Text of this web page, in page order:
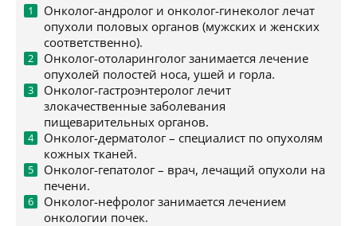
Онколог-андролог и онколог-гинеколог лечат
опухоли половых органов (мужских и женских
соответственно).
Онколог-отоларинголог занимается лечение
опухолей полостей носа, ушей и горла.
Онколог-гастроэнтеролог лечит
злокачественные заболевания
пищеварительных органов.
Онколог-дерматолог – специалист по опухолям
кожных тканей.
Онколог-гепатолог – врач, лечащий опухоли на
печени.
Онколог-нефролог занимается лечением
онкологии почек.